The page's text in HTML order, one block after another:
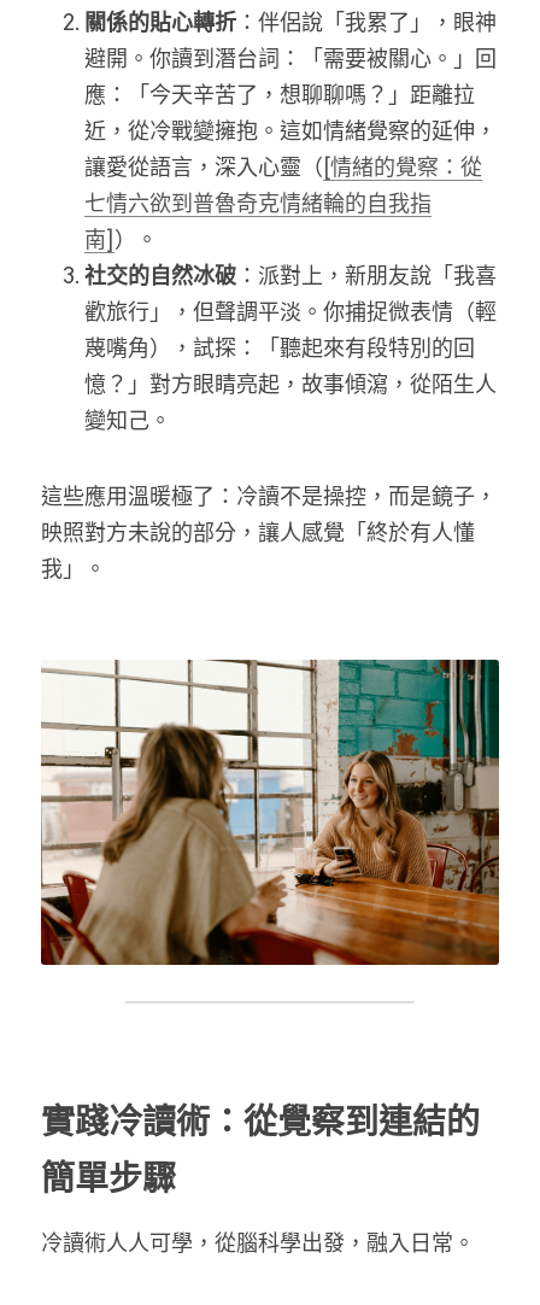
關係的貼心轉折 ：伴侶說「我累了」，眼神
避開。你讀到潛台詞：「需要被關心。」回
應：「今天辛苦了，想聊聊嗎？」距離拉
近，從冷戰變擁抱。這如情緒覺察的延伸，
讓愛從語言，深入心靈（ [情緒的覺察：從
七情六欲到普魯奇克情緒輪的自我指
南] ）。
社交的自然冰破 ：派對上，新朋友說「我喜
歡旅行」，但聲調平淡。你捕捉微表情（輕
蔑嘴角），試探：「聽起來有段特別的回
憶？」對方眼睛亮起，故事傾瀉 ， 從陌生人
變知己。
這些應用溫暖極了：冷讀不是操控，而是鏡子 ，
映照對方未說的部分，讓人感覺「終於有人懂
我」。
實踐冷讀術：從覺察到連結的
簡單步驟
冷讀術人人可學，從腦科學出發，融入日常。